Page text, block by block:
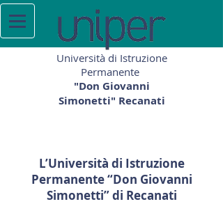
Università di Istruzione
Permanente
"Don Giovanni
Simonetti" Recanati
L’Università di Istruzione
Permanente “Don Giovanni
Simonetti” di Recanati